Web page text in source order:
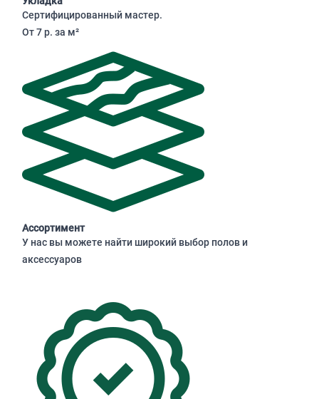
Сертифицированный мастер.
От 7 р. за м²
Ассортимент
У нас вы можете найти широкий выбор полов и
аксессуаров